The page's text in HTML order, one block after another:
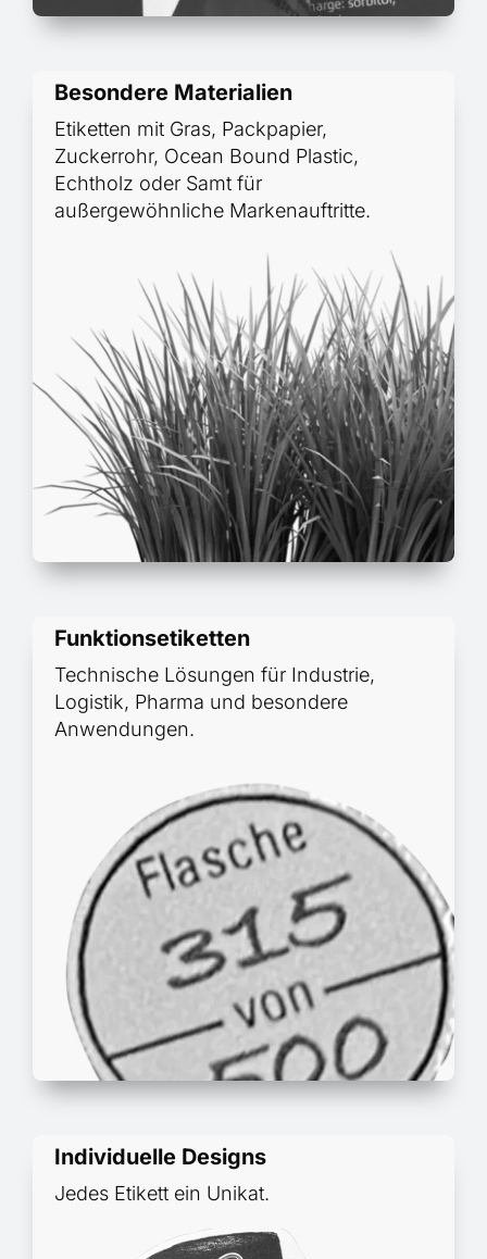
Besondere Materialien
Etiketten mit Gras, Packpapier,
Zuckerrohr, Ocean Bound Plastic,
Echtholz oder Samt für
außergewöhnliche Markenauftritte.
Funktionsetiketten
Technische Lösungen für Industrie,
Logistik, Pharma und besondere
Anwendungen.
Individuelle Designs
Jedes Etikett ein Unikat.